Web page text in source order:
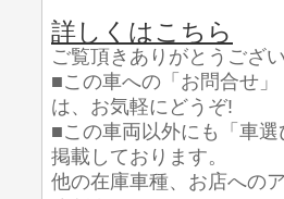
詳しくはこちら
ご覧頂きありがとうござ
■この車への「お問合せ
は、お気軽にどうぞ!
■この車両以外にも「車
掲載しております。
他の在庫車種、お店への